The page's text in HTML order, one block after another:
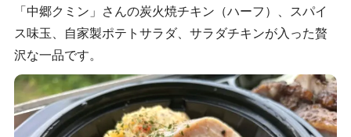
「中郷クミン」さんの炭火焼チキン（ハーフ）、スパイ
ス味玉、自家製ポテトサラダ、サラダチキンが入った贅
沢な一品です。